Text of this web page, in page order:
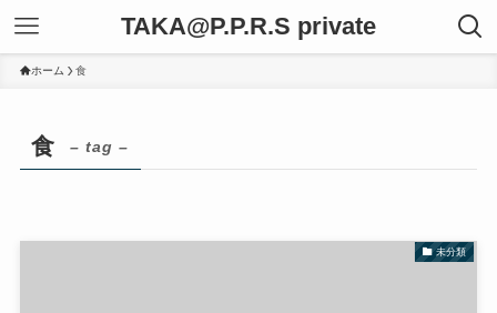
TAKA@P.P.R.S private
ホーム 食
食 – tag –
未分類